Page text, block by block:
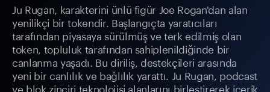
Ju Rugan, karakterini ünlü figür Joe Rogan'dan alan
yenilikçi bir tokendir. Başlangıçta yaratıcıları
tarafından piyasaya sürülmüş ve terk edilmiş olan
token, topluluk tarafından sahiplenildiğinde bir
canlanma yaşadı. Bu diriliş, destekçileri arasında
yeni bir canlılık ve bağlılık yarattı. Ju Rugan, podcast
ve blok zinciri teknolojisi alanlarını birleştirerek içerik